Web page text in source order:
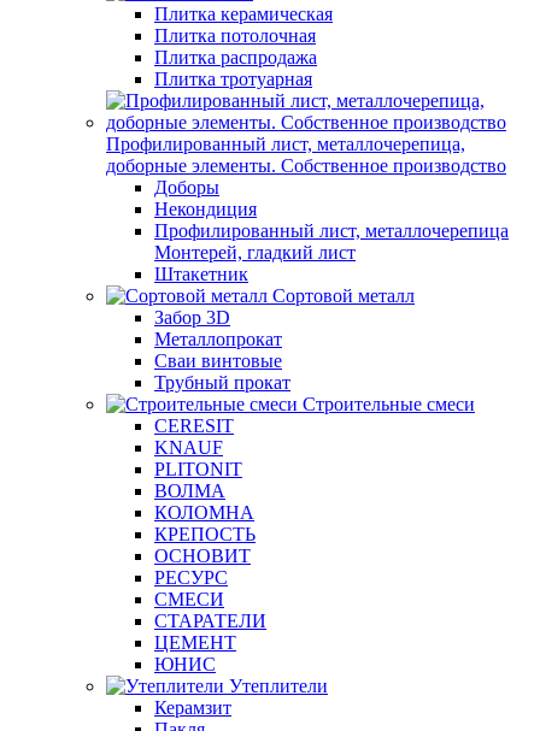
Плитка керамическая
Плитка потолочная
Плитка распродажа
Плитка тротуарная
Профилированный лист, металлочерепица,
доборные элементы. Собственное производство
Доборы
Некондиция
Профилированный лист, металлочерепица
Монтерей, гладкий лист
Штакетник
Сортовой металл
Забор 3D
Металлопрокат
Сваи винтовые
Трубный прокат
Строительные смеси
CERESIT
KNAUF
PLITONIT
ВОЛМА
КОЛОМНА
КРЕПОСТЬ
ОСНОВИТ
РЕСУРС
СМЕСИ
СТАРАТЕЛИ
ЦЕМЕНТ
ЮНИС
Утеплители
Керамзит